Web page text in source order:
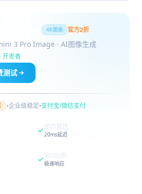
4K图像 官方2折
3 Pro Image · AI图像生成
开发者
测试
·企业级稳定·支付宝/微信支付
国内直连
20ms延迟
30s出图
极速响应